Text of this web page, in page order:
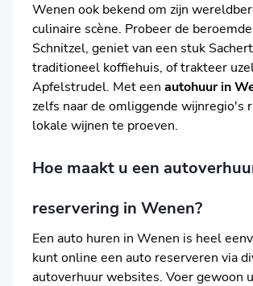
Wenen ook bekend om zijn
culinaire scène. Probeer de
Schnitzel, geniet van een stuk
traditioneel koffiehuis, of trakteer
Apfelstrudel. Met een autohuur in
zelfs naar de omliggende wijnregio's
lokale wijnen te proeven.
Hoe maakt u een
reservering in Wenen?
Een auto huren in Wenen is heel
kunt online een auto reserveren via
autoverhuur websites. Voer gewoon